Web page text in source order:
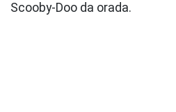
Scooby-Doo da orada.